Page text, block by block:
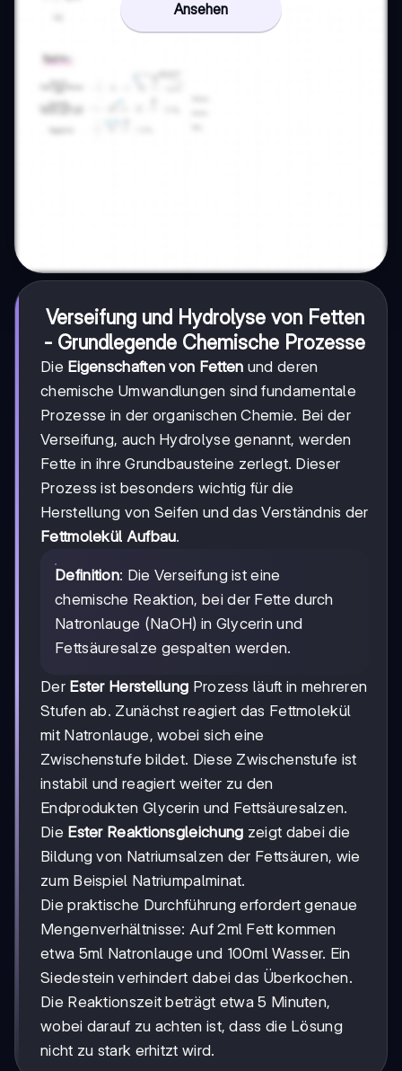
Ansehen
Verseifung und Hydrolyse von Fetten
- Grundlegende Chemische Prozesse
Die Eigenschaften von Fetten und deren
chemische Umwandlungen sind fundamentale
Prozesse in der organischen Chemie. Bei der
Verseifung, auch Hydrolyse genannt, werden
Fette in ihre Grundbausteine zerlegt. Dieser
Prozess ist besonders wichtig für die
Herstellung von Seifen und das Verständnis der
Fettmolekül Aufbau.
Definition: Die Verseifung ist eine
chemische Reaktion, bei der Fette durch
Natronlauge (NaOH) in Glycerin und
Fettsäuresalze gespalten werden.
Der Ester Herstellung Prozess läuft in mehreren
Stufen ab. Zunächst reagiert das Fettmolekül
mit Natronlauge, wobei sich eine
Zwischenstufe bildet. Diese Zwischenstufe ist
instabil und reagiert weiter zu den
Endprodukten Glycerin und Fettsäuresalzen.
Die Ester Reaktionsgleichung zeigt dabei die
Bildung von Natriumsalzen der Fettsäuren, wie
zum Beispiel Natriumpalminat.
Die praktische Durchführung erfordert genaue
Mengenverhältnisse: Auf 2ml Fett kommen
etwa 5ml Natronlauge und 100ml Wasser. Ein
Siedestein verhindert dabei das Überkochen.
Die Reaktionszeit beträgt etwa 5 Minuten,
wobei darauf zu achten ist, dass die Lösung
nicht zu stark erhitzt wird.